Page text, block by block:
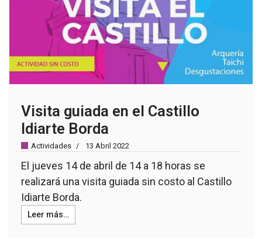
Visita guiada en el Castillo
Idiarte Borda
Actividades 13 Abril 2022
El jueves 14 de abril de 14 a 18 horas se
realizará una visita guiada sin costo al Castillo
Idiarte Borda.
Leer más…